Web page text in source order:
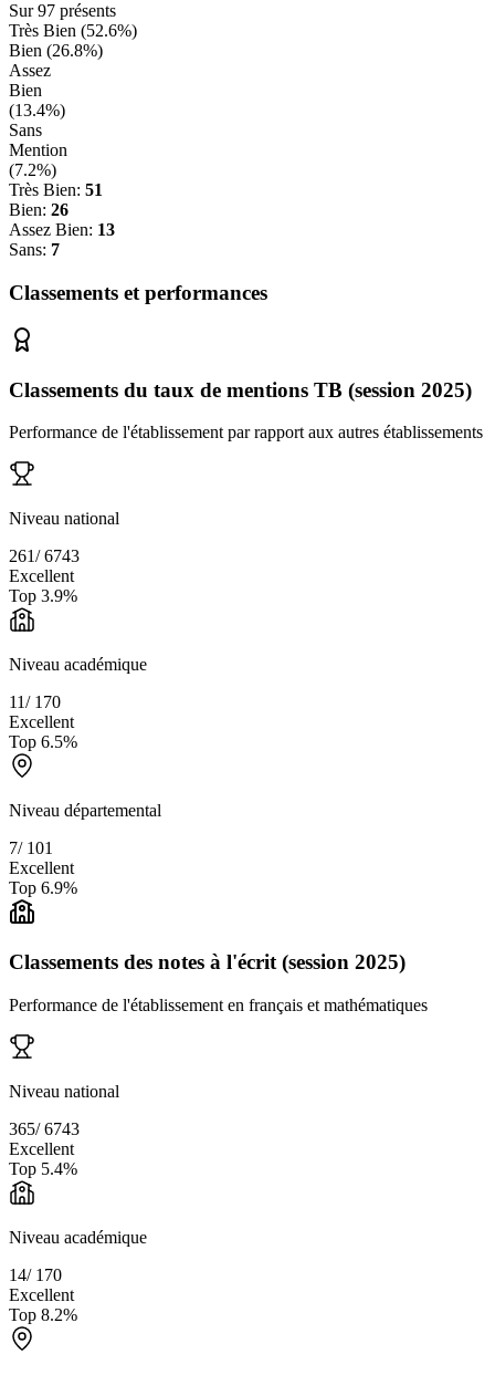
Sur97 présents
Très Bien (52.6%)
Bien (26.8%)
Assez
Bien
(13.4%)
Sans
Mention
(7.2%)
Très Bien: 51
Bien: 26
Assez Bien: 13
Sans: 7
Classements et performances
Classements du taux de mentions TB (session 2025)
Performance de l'établissement par rapport aux autres établissements
Niveau national
261/6743
Excellent
Top 3.9%
Niveau académique
11/ 170
Excellent
Top 6.5%
Niveau départemental
7/ 101
Excellent
Top 6.9%
Classements des notes à l'écrit (session 2025)
Performance de l'établissement en français et mathématiques
Niveau national
365/6743
Excellent
Top 5.4%
Niveau académique
14/ 170
Excellent
Top 8.2%